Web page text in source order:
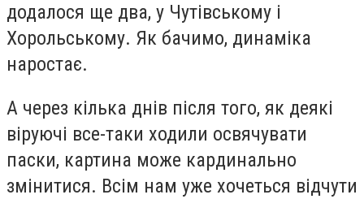
додалося ще два, у Чутівському і
Хорольському. Як бачимо, динаміка
наростає.
А через кілька днів після того, як деякі
віруючі все-таки ходили освячувати
паски, картина може кардинально
змінитися. Всім нам уже хочеться відчути